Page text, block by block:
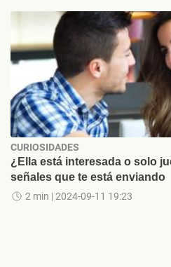
CURIOSIDADES
¿Ella está interesada o solo
señales que te está enviando
2 min | 2024-09-11 19:23